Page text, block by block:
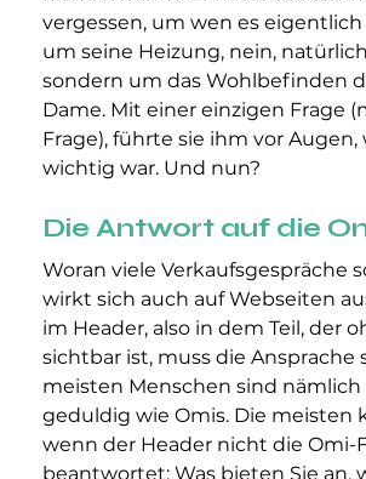
vergessen, um wen es
um seine Heizung, nein,
sondern um das Wohlbefinden
Dame. Mit einer einzigen Frage
Frage), führte sie ihm vor Augen,
wichtig war. Und nun?
Die Antwort auf die
Woran viele Verkaufsgespräche
wirkt sich auch auf Webseiten
im Header, also in dem Teil, der
sichtbar ist, muss die Ansprache
meisten Menschen sind
geduldig wie Omis. Die meisten
wenn der Header nicht die Omi-
beantwortet: Was bieten Sie an,